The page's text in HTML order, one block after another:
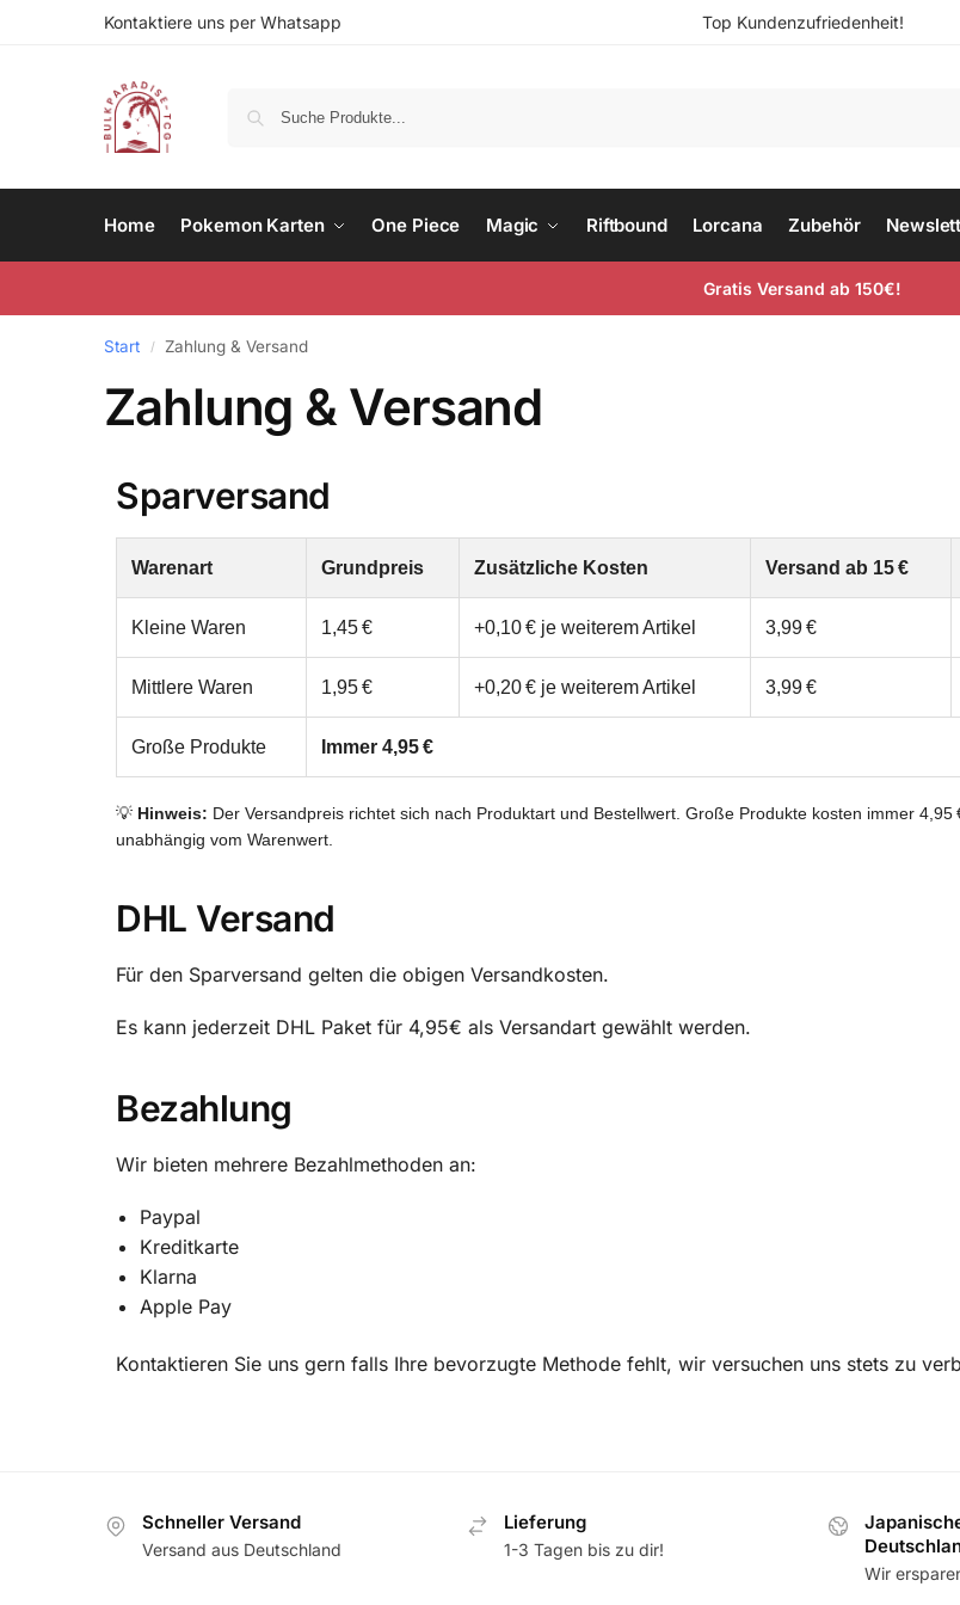
Kontaktiere uns per Whatsapp Top Kundenzufriedenheit!
Home Pokemon Karten One Piece Magic Riftbound Lorcana Zubehör
Gratis Versand ab 150€!
Start / Zahlung & Versand
Zahlung & Versand
Sparversand
Warenart Grundpreis Zusätzliche Kosten Versand ab 15 €
Kleine Waren 1,45 € +0,10 € je weiterem Artikel 3,99 €
Mittlere Waren 1,95 € +0,20 € je weiterem Artikel 3,99 €
Große Produkte Immer 4,95 €
💡 Hinweis: Der Versandpreis richtet sich nach Produktart und Bestellwert. Große Produkte kosten immer 4,95
unabhängig vom Warenwert.
DHL Versand
Für den Sparversand gelten die obigen Versandkosten.
Es kann jederzeit DHL Paket für 4,95€ als Versandart gewählt werden.
Bezahlung
Wir bieten mehrere Bezahlmethoden an:
Paypal
Kreditkarte
Klarna
Apple Pay
Kontaktieren Sie uns gern falls Ihre bevorzugte Methode fehlt, wir versuchen uns stets zu
Schneller Versand
Versand aus Deutschland
Lieferung
1-3 Tagen bis zu dir!
Wir